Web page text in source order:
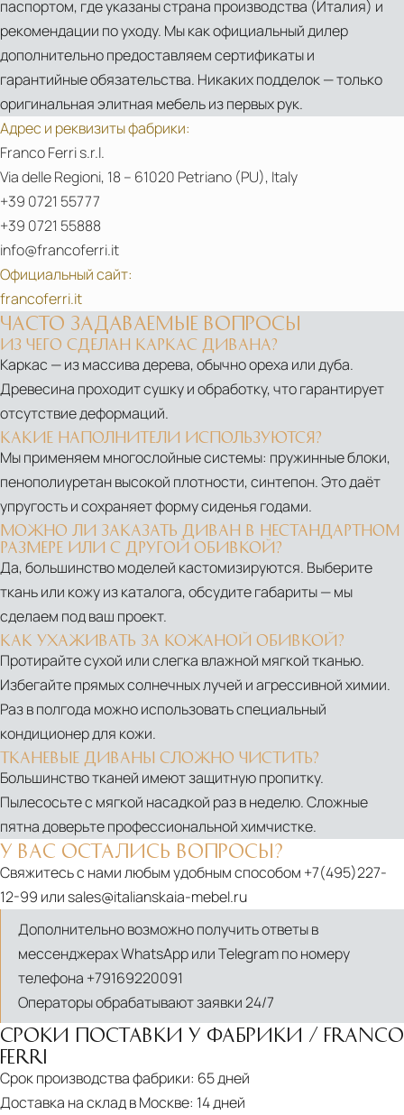
паспортом, где указаны страна производства (Италия) и
рекомендации по уходу. Мы как официальный дилер
дополнительно предоставляем сертификаты и
гарантийные обязательства. Никаких подделок — только
оригинальная элитная мебель из первых рук.
Адрес и реквизиты фабрики:
Franco Ferri s.r.l.
Via delle Regioni, 18 – 61020 Petriano (PU), Italy
+39 0721 55777
+39 0721 55888
info@francoferri.it
Официальный сайт:
francoferri.it
ЧАСТО ЗАДАВАЕМЫЕ ВОПРОСЫ
ИЗ ЧЕГО СДЕЛАН КАРКАС ДИВАНА?
Каркас — из массива дерева, обычно ореха или дуба.
Древесина проходит сушку и обработку, что гарантирует
отсутствие деформаций.
КАКИЕ НАПОЛНИТЕЛИ ИСПОЛЬЗУЮТСЯ?
Мы применяем многослойные системы: пружинные блоки,
пенополиуретан высокой плотности, синтепон. Это даёт
упругость и сохраняет форму сиденья годами.
МОЖНО ЛИ ЗАКАЗАТЬ ДИВАН В НЕСТАНДАРТНОМ
РАЗМЕРЕ ИЛИ С ДРУГОЙ ОБИВКОЙ?
Да, большинство моделей кастомизируются. Выберите
ткань или кожу из каталога, обсудите габариты — мы
сделаем под ваш проект.
КАК УХАЖИВАТЬ ЗА КОЖАНОЙ ОБИВКОЙ?
Протирайте сухой или слегка влажной мягкой тканью.
Избегайте прямых солнечных лучей и агрессивной химии.
Раз в полгода можно использовать специальный
кондиционер для кожи.
ТКАНЕВЫЕ ДИВАНЫ СЛОЖНО ЧИСТИТЬ?
Большинство тканей имеют защитную пропитку.
Пылесосьте с мягкой насадкой раз в неделю. Сложные
пятна доверьте профессиональной химчистке.
У ВАС ОСТАЛИСЬ ВОПРОСЫ?
Свяжитесь с нами любым удобным способом +7(495)227-
12-99 или sales@italianskaia-mebel.ru
Дополнительно возможно получить ответы в
мессенджерах WhatsApp или Telegram по номеру
телефона +79169220091
Операторы обрабатывают заявки 24/7
СРОКИ ПОСТАВКИ У ФАБРИКИ / FRANCO
FERRI
Срок производства фабрики: 65 дней
Доставка на склад в Москве: 14 дней